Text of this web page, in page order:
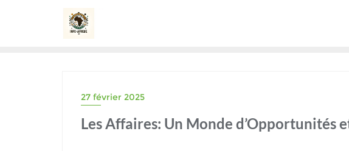
27 février 2025
Les Affaires: Un Monde d’Opportunités